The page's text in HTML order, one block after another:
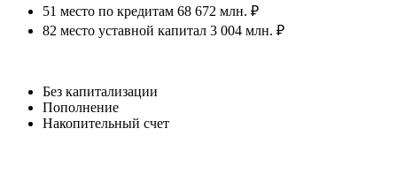
51 место по кредитам 68 672 млн. ₽
82 место уставной капитал 3 004 млн. ₽
Без капитализации
Пополнение
Накопительный счет